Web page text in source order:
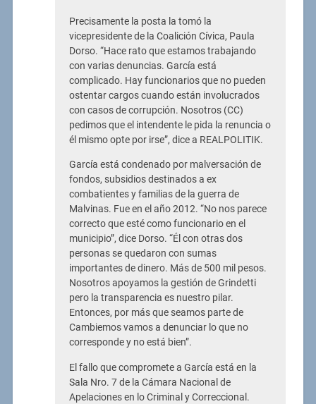
Precisamente la posta la tomó la
vicepresidente de la Coalición Cívica, Paula
Dorso. “Hace rato que estamos trabajando
con varias denuncias. García está
complicado. Hay funcionarios que no pueden
ostentar cargos cuando están involucrados
con casos de corrupción. Nosotros (CC)
pedimos que el intendente le pida la renuncia o
él mismo opte por irse”, dice a REALPOLITIK.
García está condenado por malversación de
fondos, subsidios destinados a ex
combatientes y familias de la guerra de
Malvinas. Fue en el año 2012. “No nos parece
correcto que esté como funcionario en el
municipio”, dice Dorso. “Él con otras dos
personas se quedaron con sumas
importantes de dinero. Más de 500 mil pesos.
Nosotros apoyamos la gestión de Grindetti
pero la transparencia es nuestro pilar.
Entonces, por más que seamos parte de
Cambiemos vamos a denunciar lo que no
corresponde y no está bien”.
El fallo que compromete a García está en la
Sala Nro. 7 de la Cámara Nacional de
Apelaciones en lo Criminal y Correccional.